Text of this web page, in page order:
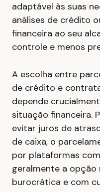
adaptável às suas
análises de crédito
financeira ao seu
controle e menos
A escolha entre
de crédito e
depende
situação financeira.
evitar juros de
de caixa, o
por plataformas
geralmente a opção
burocrática e com